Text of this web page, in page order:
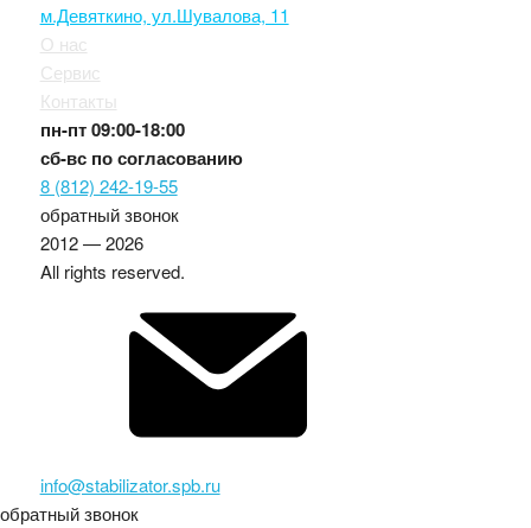
м.Девяткино, ул.Шувалова, 11
О нас
Сервис
Контакты
пн-пт09:00-18:00
сб-вс по согласованию
8 (812) 242-19-55
обратный звонок
2012 — 2026
All rights reserved.
info@stabilizator.spb.ru
обратный звонок